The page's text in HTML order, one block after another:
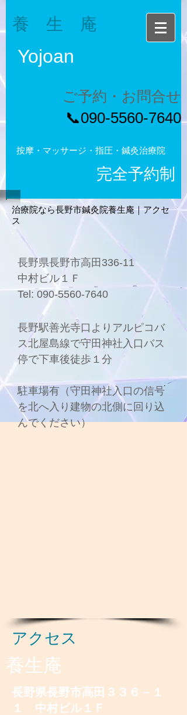
養 生 庵
按摩・マッサージ・指圧・鍼灸治療院
完全予約制
​📞090-5560-7640
ご予約・お問合せ
Yojoan
アクセス
長野県長野市高田336-11
中村ビル１Ｆ
Tel: 090-5560-7640
長野駅善光寺口よりアルピコバ
ス北屋島線で守田神社入口バス
停で下車後徒歩１分
駐車場有（守田神社入口の信号
を北へ入り建物の北側に回り込
んでください）
治療院なら長野市鍼灸院養生庵｜アクセ
ス
長野県長野市高田３３６－１
１ 中村ビル１Ｆ
養生庵